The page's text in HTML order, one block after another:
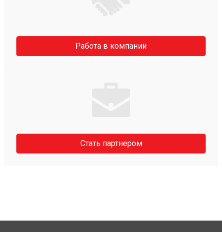
Работа в компании
Стать партнером